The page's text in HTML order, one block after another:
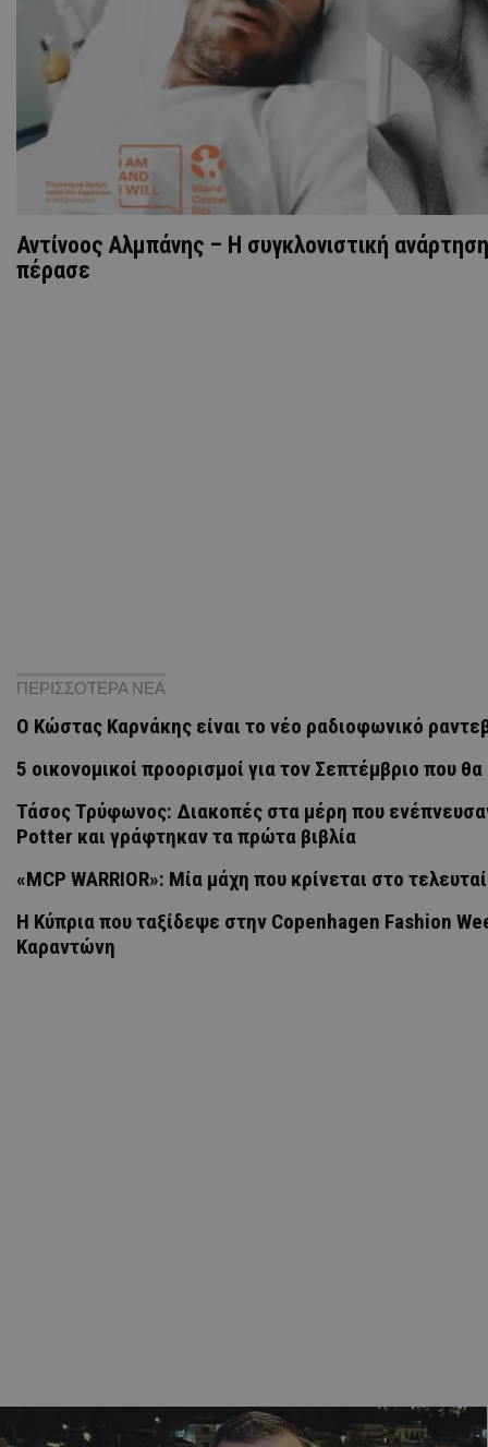
Αντίνοος Αλμπάνης – Η συγκλονιστική
πέρασε
ΠΕΡΙΣΣΟΤΕΡΑ ΝΕΑ
Ο Κώστας Καρνάκης είναι το νέο ραδιοφωνικό
5 οικονομικοί προορισμοί για τον Σεπτέμβριο που
Τάσος Τρύφωνος: Διακοπές στα μέρη που
Potter και γράφτηκαν τα πρώτα βιβλία
«MCP WARRIOR»: Μία μάχη που κρίνεται στο
Η Κύπρια που ταξίδεψε στην Copenhagen Fashion
Καραντώνη